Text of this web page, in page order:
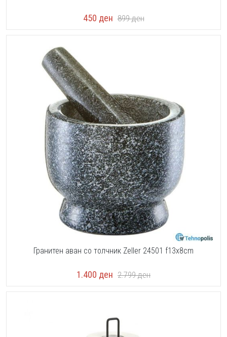
450 ден 899ден
Гранитен аван со толчник Zeller 24501 f13x8cm
1.400 ден 2.799ден